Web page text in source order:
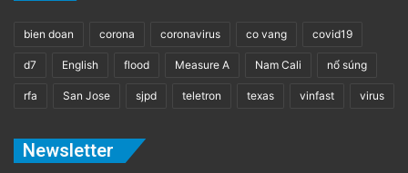
bien doan corona coronavirus co vang covid19
d7 English flood Measure A Nam Cali nổ súng
rfa San Jose sjpd teletron texas vinfast virus
Newsletter